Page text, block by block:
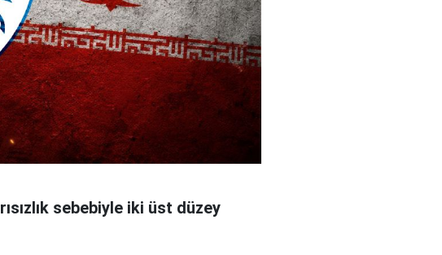
sebebiyle iki üst düzey